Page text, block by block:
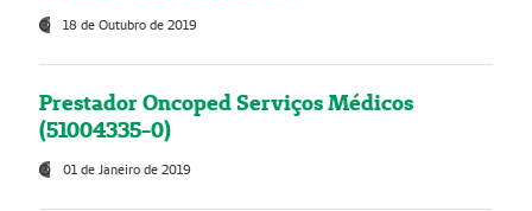
18 de Outubro de 2019
Prestador Oncoped Serviços Médicos
(51004335-0)
01 de Janeiro de 2019